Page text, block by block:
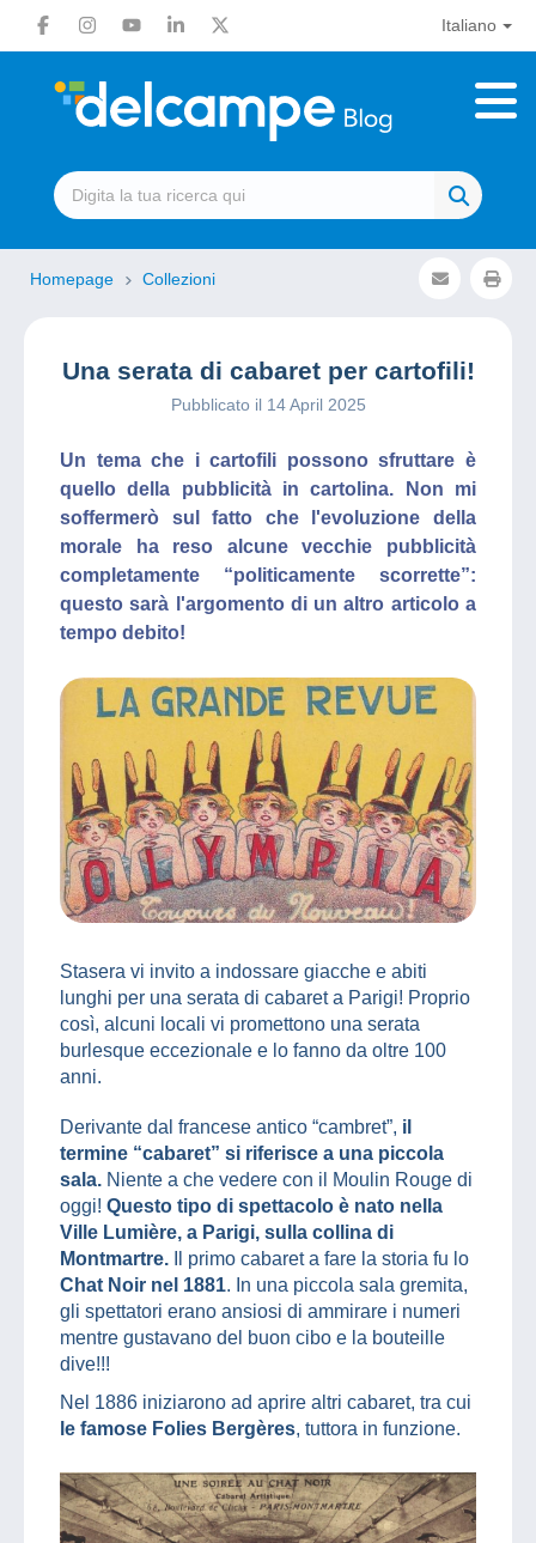
Italiano
Homepage Collezioni
Una serata di cabaret per cartofili!
Pubblicato il 14 April 2025
Un tema che i cartofili possono sfruttare è
quello della pubblicità in cartolina. Non mi
soffermerò sul fatto che l'evoluzione della
morale ha reso alcune vecchie pubblicità
completamente “politicamente scorrette”:
questo sarà l'argomento di un altro articolo a
tempo debito!
Stasera vi invito a indossare giacche e abiti
lunghi per una serata di cabaret a Parigi! Proprio
così, alcuni locali vi promettono una serata
burlesque eccezionale e lo fanno da oltre 100
anni.
Derivante dal francese antico “cambret”, il
termine “cabaret” si riferisce a una piccola
sala. Niente a che vedere con il Moulin Rouge di
oggi! Questo tipo di spettacolo è nato nella
Ville Lumière, a Parigi, sulla collina di
Montmartre. Il primo cabaret a fare la storia fu lo
Chat Noir nel 1881. In una piccola sala gremita,
gli spettatori erano ansiosi di ammirare i numeri
mentre gustavano del buon cibo e la bouteille
dive!!!
Nel 1886 iniziarono ad aprire altri cabaret, tra cui
le famose Folies Bergères, tuttora in funzione.